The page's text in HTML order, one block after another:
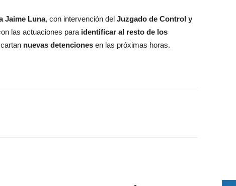
Jaime Luna, con intervención del Juzgado de Control y
las actuaciones para identificar al resto de los
nuevas detenciones en las próximas horas.